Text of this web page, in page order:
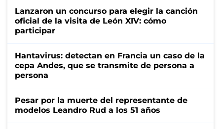
Lanzaron un concurso para elegir la canción
oficial de la visita de León XIV: cómo
participar
Hantavirus: detectan en Francia un caso de la
cepa Andes, que se transmite de persona a
persona
Pesar por la muerte del representante de
modelos Leandro Rud a los 51 años